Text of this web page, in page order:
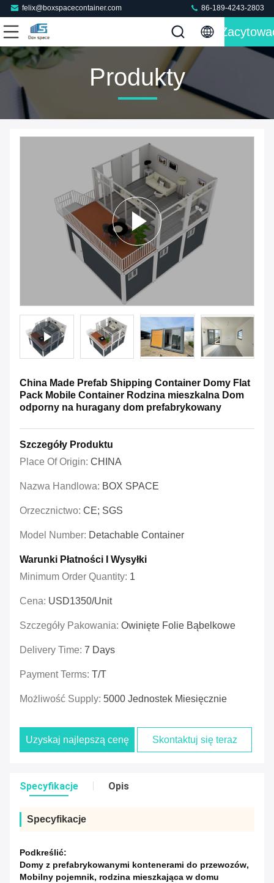
felix@boxspacecontainer.com 86-189-4243-2803
Produkty
China Made Prefab Shipping Container Domy Flat
Pack Mobile Container Rodzina mieszkalna Dom
odporny na huragany dom prefabrykowany
Szczegóły Produktu
Place Of Origin: CHINA
Nazwa Handlowa: BOX SPACE
Orzecznictwo: CE; SGS
Model Number: Detachable Container
Warunki Płatności I Wysyłki
Minimum Order Quantity: 1
Cena: USD1350/unit
Szczegóły Pakowania: Owinięte Folie Bąbelkowe
Delivery Time: 7 Days
Payment Terms: T/T
Możliwość Supply: 5000 Jednostek Miesięcznie
Uzyskaj najlepszą cenę Skontaktuj się teraz
Specyfikacje Opis
Specyfikacje
Podkreślić:
Domy z prefabrykowanymi kontenerami do przewozów,
Mobilny pojemnik, rodzina mieszkająca w domu